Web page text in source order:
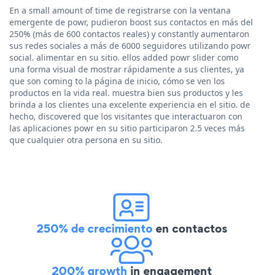
En a small amount of time de registrarse con la ventana
emergente de powr, pudieron boost sus contactos en más del
250% (más de 600 contactos reales) y constantly aumentaron
sus redes sociales a más de 6000 seguidores utilizando powr
social. alimentar en su sitio. ellos added powr slider como
una forma visual de mostrar rápidamente a sus clientes, ya
que son coming to la página de inicio, cómo se ven los
productos en la vida real. muestra bien sus productos y les
brinda a los clientes una excelente experiencia en el sitio. de
hecho, discovered que los visitantes que interactuaron con
las aplicaciones powr en su sitio participaron 2.5 veces más
que cualquier otra persona en su sitio.
250% de crecimientoen contactos
200% growth in engagement